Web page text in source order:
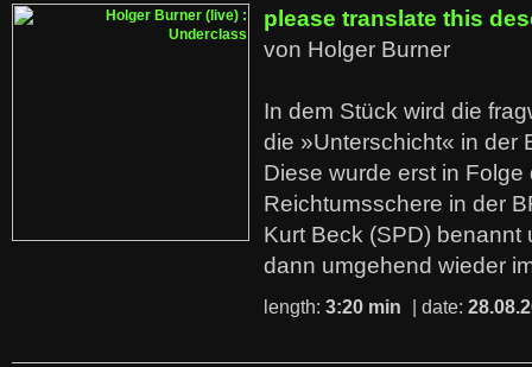
please translate this
von Holger Burner
In dem Stück wird die
die »Unterschicht« in der
Diese wurde erst in
Reichtumsschere in der
Kurt Beck (SPD)
dann umgehend wieder
length: 3:20 min | date: